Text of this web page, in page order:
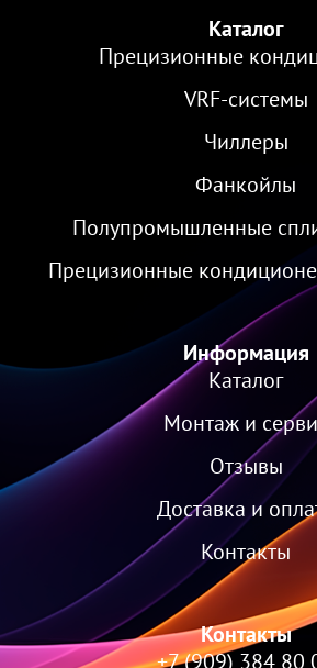
Каталог
Прецизионные
VRF-cистемы
Чиллеры
Фанкойлы
Полупромышленные
Прецизионные
Информация
Каталог
Монтаж и
Отзывы
Доставка и
Контакты
Контакты
+7 (909) 384 80